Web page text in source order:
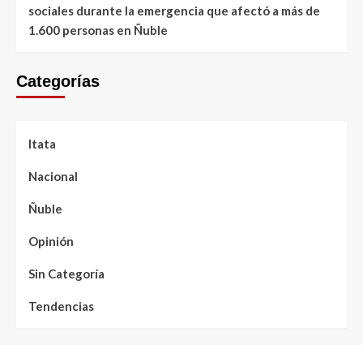
sociales durante la emergencia que afectó a más de
1.600 personas en Ñuble
Categorías
Itata
Nacional
Ñuble
Opinión
Sin Categoría
Tendencias